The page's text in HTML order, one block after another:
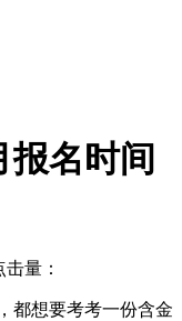
报名时间
击量：
想要考考一份含金